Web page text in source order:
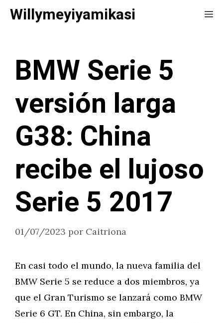
Saltar
Willymeyiyamikasi
BMW Serie 5
versión larga
G38: China
recibe el lujoso
Serie 5 2017
01/07/2023 por Caitriona
En casi todo el mundo, la nueva familia del
BMW Serie 5 se reduce a dos miembros, ya
que el Gran Turismo se lanzará como BMW
Serie 6 GT. En China, sin embargo, la